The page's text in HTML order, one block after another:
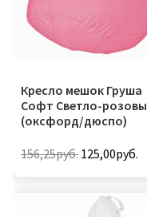
Кресло мешок Груша
Софт Светло-
(оксфорд/дюспо)
156,25руб.
составляла
156,25руб..
125,00руб.
товар